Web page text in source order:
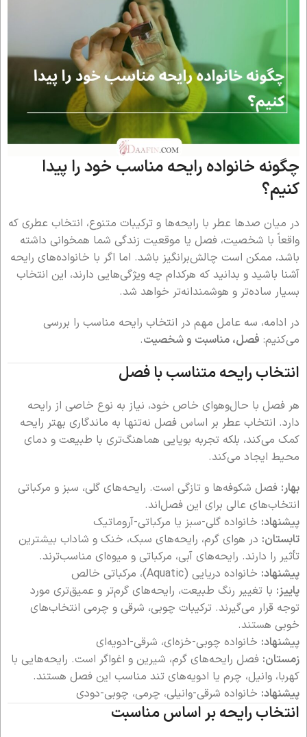
چگونه خانواده رایحه مناسب خود را پیدا
کنیم؟
در میان صدها عطر با رایحه‌ها و ترکیبات متنوع، انتخاب عطری که
واقعاً با شخصیت، فصل یا موقعیت زندگی شما همخوانی داشته
باشد، ممکن است چالش‌برانگیز باشد. اما اگر با خانواده‌های رایحه
آشنا باشید و بدانید که هرکدام چه ویژگی‌هایی دارند، این انتخاب
بسیار ساده‌تر و هوشمندانه‌تر خواهد شد.
در ادامه، سه عامل مهم در انتخاب رایحه مناسب را بررسی
می‌کنیم: فصل، مناسبت و شخصیت.
انتخاب رایحه متناسب با فصل
هر فصل با حال‌وهوای خاص خود، نیاز به نوع خاصی از رایحه
دارد. انتخاب عطر بر اساس فصل نه‌تنها به ماندگاری بهتر رایحه
کمک می‌کند، بلکه تجربه بویایی هماهنگ‌تری با طبیعت و دمای
محیط ایجاد می‌کند.
بهار: فصل شکوفه‌ها و تازگی است. رایحه‌های گلی، سبز و مرکباتی
انتخاب‌های عالی برای این فصل‌اند.
پیشنهاد: خانواده گلی-سبز یا مرکباتی-آروماتیک
تابستان: در هوای گرم، رایحه‌های سبک، خنک و شاداب بیشترین
تأثیر را دارند. رایحه‌های آبی، مرکباتی و میوه‌ای مناسب‌ترند.
پیشنهاد: خانواده دریایی (Aquatic)، مرکباتی خالص
پاییز: با تغییر رنگ طبیعت، رایحه‌های گرم‌تر و عمیق‌تری مورد
توجه قرار می‌گیرند. ترکیبات چوبی، شرقی و چرمی انتخاب‌های
خوبی هستند.
پیشنهاد: خانواده چوبی-خزه‌ای، شرقی-ادویه‌ای
زمستان: فصل رایحه‌های گرم، شیرین و اغواگر است. رایحه‌هایی با
کهربا، وانیل، چرم یا ادویه‌های تند مناسب این فصل هستند.
پیشنهاد: خانواده شرقی-وانیلی، چرمی، چوبی-دودی
انتخاب رایحه بر اساس مناسبت